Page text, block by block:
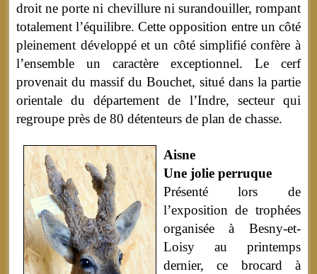
droit ne porte ni chevillure ni surandouiller, rompant
totalement l’équilibre. Cette opposition entre un côté
pleinement développé et un côté simplifié confère à
l’ensemble un caractère exceptionnel. Le cerf
provenait du massif du Bouchet, situé dans la partie
orientale du département de l’Indre, secteur qui
regroupe près de 80 détenteurs de plan de chasse.
Aisne
Une jolie perruque
Présenté lors de
l’exposition de trophées
organisée à Besny-et-
Loisy au printemps
dernier, ce brocard à